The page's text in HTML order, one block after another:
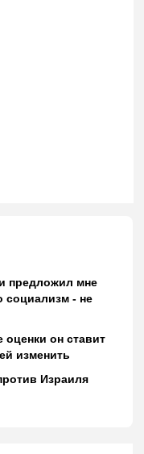
предложил мне
социализм - не
он ставит
изменить
Израиля